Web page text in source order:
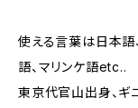
使える言葉は日本語
語、マリンケ語etc..
東京代官山出身、ギ